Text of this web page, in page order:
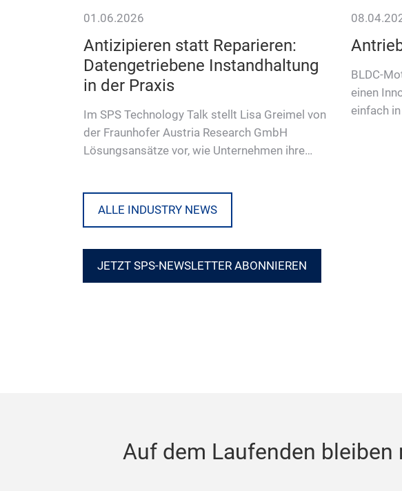
01.06.2026
Antizipieren statt Reparieren:
Datengetriebene Instandhaltung
in der Praxis
Im SPS Technology Talk stellt Lisa Greimel von
der Fraunhofer Austria Research GmbH
Lösungsansätze vor, wie Unternehmen ihre
BLDC-
einen
einfach
ALLE INDUSTRY NEWS
JETZT SPS-NEWSLETTER ABONNIEREN
Auf dem Laufenden